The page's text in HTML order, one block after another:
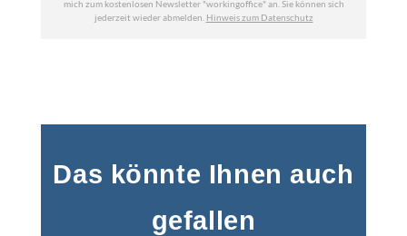
Das könnte Ihnen auch
gefallen